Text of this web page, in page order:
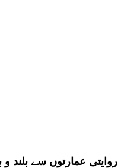
روایتی عمارتوں سے بلند و